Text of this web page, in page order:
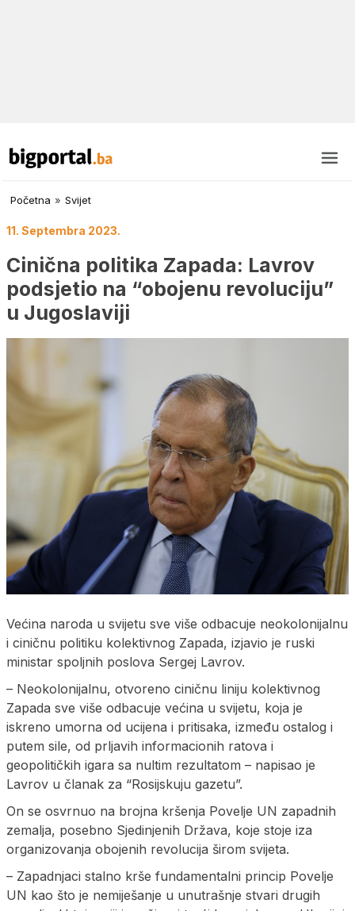
Početna » Svijet
11. Septembra 2023.
Cinična politika Zapada: Lavrov
podsjetio na “obojenu revoluciju”
u Јugoslaviji
Većina naroda u svijetu sve više odbacuje neokolonijalnu
i ciničnu politiku kolektivnog Zapada, izjavio je ruski
ministar spoljnih poslova Sergej Lavrov.
– Neokolonijalnu, otvoreno ciničnu liniju kolektivnog
Zapada sve više odbacuje većina u svijetu, koja je
iskreno umorna od ucijena i pritisaka, između ostalog i
putem sile, od prljavih informacionih ratova i
geopolitičkih igara sa nultim rezultatom – napisao je
Lavrov u članak za “Rosijskuju gazetu”.
On se osvrnuo na brojna kršenja Povelje UN zapadnih
zemalja, posebno Sjedinjenih Država, koje stoje iza
organizovanja obojenih revolucija širom svijeta.
– Zapadnjaci stalno krše fundamentalni princip Povelje
UN kao što je nemiješanje u unutrašnje stvari drugih